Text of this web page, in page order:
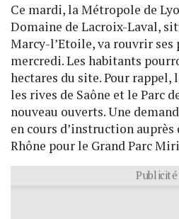
Ce mardi, la Métropole de
Domaine de Lacroix-Laval,
Marcy-l’Etoile, va rouvrir ses
mercredi. Les habitants
hectares du site. Pour rappel,
les rives de Saône et le Parc
nouveau ouverts. Une
en cours d’instruction auprès
Rhône pour le Grand Parc
Publicité